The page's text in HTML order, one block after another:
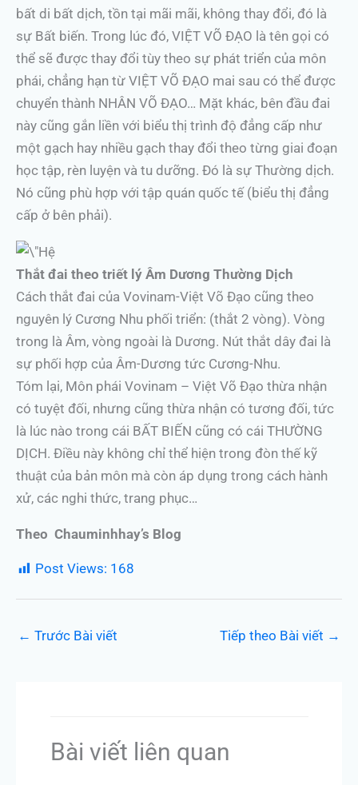
bất di bất dịch, tồn tại mãi mãi, không thay đổi, đó là
sự Bất biến. Trong lúc đó, VIỆT VÕ ĐẠO là tên gọi có
thể sẽ được thay đổi tùy theo sự phát triển của môn
phái, chẳng hạn từ VIỆT VÕ ĐẠO mai sau có thể được
chuyển thành NHÂN VÕ ĐẠO… Mặt khác, bên đầu đai
này cũng gắn liền với biểu thị trình độ đẳng cấp như
một gạch hay nhiều gạch thay đổi theo từng giai đoạn
học tập, rèn luyện và tu dưỡng. Đó là sự Thường dịch.
Nó cũng phù hợp với tập quán quốc tế (biểu thị đẳng
cấp ở bên phải).
Thắt đai theo triết lý Âm Dương Thường Dịch
Cách thắt đai của Vovinam-Việt Võ Đạo cũng theo
nguyên lý Cương Nhu phối triển: (thắt 2 vòng). Vòng
trong là Âm, vòng ngoài là Dương. Nút thắt dây đai là
sự phối hợp của Âm-Dương tức Cương-Nhu.
Tóm lại, Môn phái Vovinam – Việt Võ Đạo thừa nhận
có tuyệt đối, nhưng cũng thừa nhận có tương đối, tức
là lúc nào trong cái BẤT BIẾN cũng có cái THƯỜNG
DỊCH. Điều này không chỉ thể hiện trong đòn thế kỹ
thuật của bản môn mà còn áp dụng trong cách hành
xử, các nghi thức, trang phục…
Theo Chauminhhay’s Blog
Post Views: 168
← Trước Bài viết Tiếp theo Bài viết →
Bài viết liên quan